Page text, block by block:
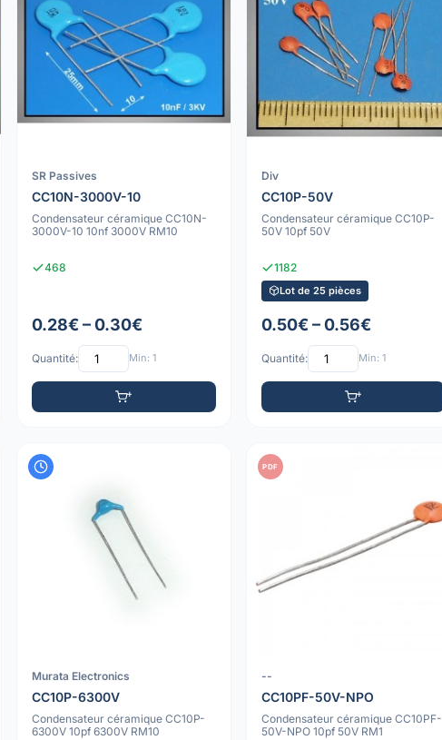
SR Passives
CC10N-3000V-10
Condensateur céramique CC10N-
3000V-10 10nf 3000V RM10
468
0.28€ – 0.30€
Quantité: Min: 1
Div
CC10P-50V
Condensateur céramique CC10P-
50V 10pf 50V
1182
Lot de 25 pièces
0.50€ – 0.56€
Quantité: Min: 1
Murata Electronics
CC10P-6300V
Condensateur céramique CC10P-
6300V 10pf 6300V RM10
PDF
--
CC10PF-50V-NPO
Condensateur céramique CC10PF-
50V-NPO 10pf 50V RM1